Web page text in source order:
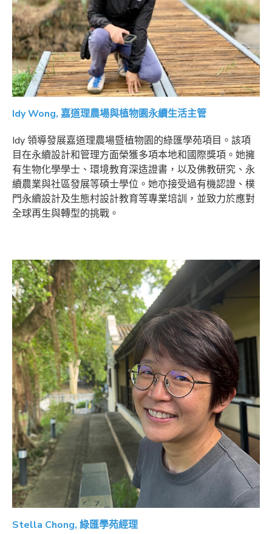
Idy Wong, 嘉道理農場與植物園永續生活主管
Idy 領導發展嘉道理農場暨植物園的綠匯學苑項目。該項
目在永續設計和管理方面榮獲多項本地和國際獎項。她擁
有生物化學學士、環境教育深造證書，以及佛教研究、永
續農業與社區發展等碩士學位。她亦接受過有機認證、樸
門永續設計及生態村設計教育等專業培訓，並致力於應對
全球再生與轉型的挑戰。
Stella Chong, 綠匯學苑經理